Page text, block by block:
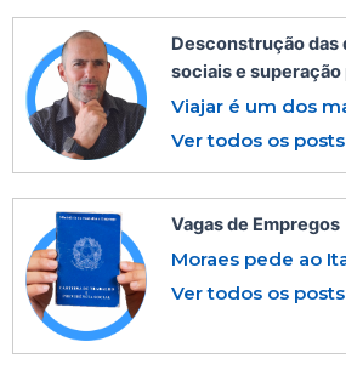
Desconstrução das
sociais e
Viajar é um dos
Ver todos os posts
Vagas de Empregos
Moraes pede ao
Ver todos os posts